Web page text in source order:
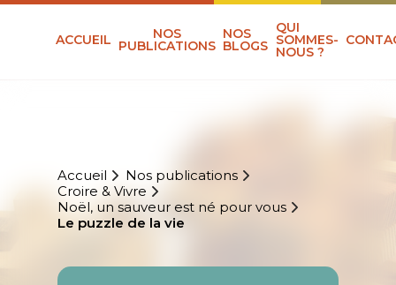
ACCUEIL NOS
PUBLICATIONS
NOS
BLOGS
QUI
SOMMES-
NOUS ?
Accueil
Nos publications
Croire & Vivre
Noël, un sauveur est né pour vous
Le puzzle de la vie